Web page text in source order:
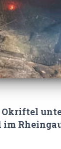
Okriftel